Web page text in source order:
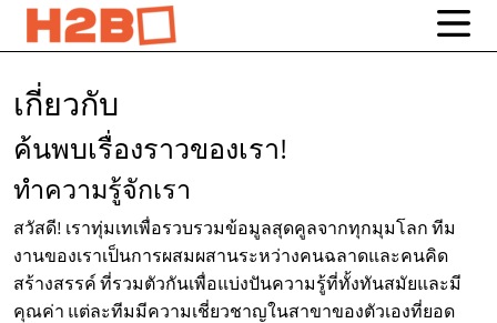
เกี่ยวกับ
ค้นพบเรื่องราวของเรา!
ทำความรู้จักเรา
สวัสดี! เราทุ่มเทเพื่อรวบรวมข้อมูลสุดคูลจากทุกมุมโลก ทีม
งานของเราเป็นการผสมผสานระหว่างคนฉลาดและคนคิด
สร้างสรรค์ ที่รวมตัวกันเพื่อแบ่งปันความรู้ที่ทั้งทันสมัยและมี
คุณค่า แต่ละทีมมีความเชี่ยวชาญในสาขาของตัวเองที่ยอด